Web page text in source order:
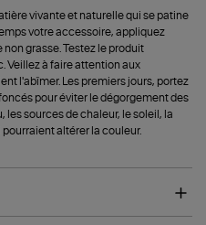
vivante et naturelle qui se patine
votre accessoire, appliquez
grasse. Testez le produit
Veillez à faire attention aux
l'abîmer. Les premiers jours, portez
pour éviter le dégorgement des
les sources de chaleur, le soleil, la
altérer la couleur.